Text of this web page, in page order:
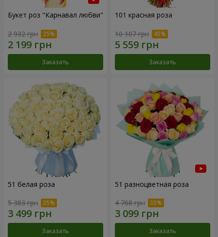
Букет роз "Карнавал любви"
2 932 грн
Заказать
101 красная роза
10 107 грн
Заказать
51 белая роза
5 383 грн
Заказать
51 разноцветная роза
4 768 грн
Заказать